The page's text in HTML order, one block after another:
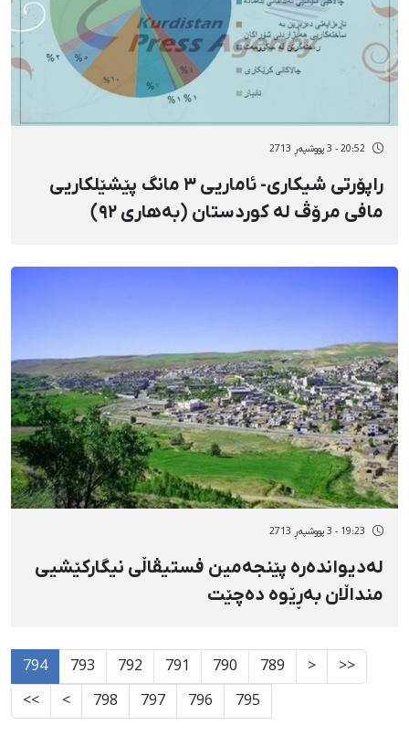
20:52 - 3 پووشپەڕ 2713
راپۆرتی شیکاری- ئاماریی ٣ مانگ پێشێلکاریی
مافی مرۆڤ لە کوردستان (بەهاری ٩٢)
19:23 - 3 پووشپەڕ 2713
لەدیواندەرە پێنجەمین فستیڤاڵی نیگارکێشیی
منداڵان بەڕێوە دەچێت
<<
<
789
790
791
792
793
794
795
796
797
798
>
>>